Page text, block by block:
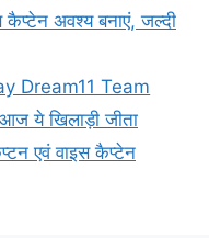
कैप्टेन अवश्य बनाएं, जल्दी
Dream11 Team
ये खिलाड़ी जीता
एवं वाइस कैप्टेन